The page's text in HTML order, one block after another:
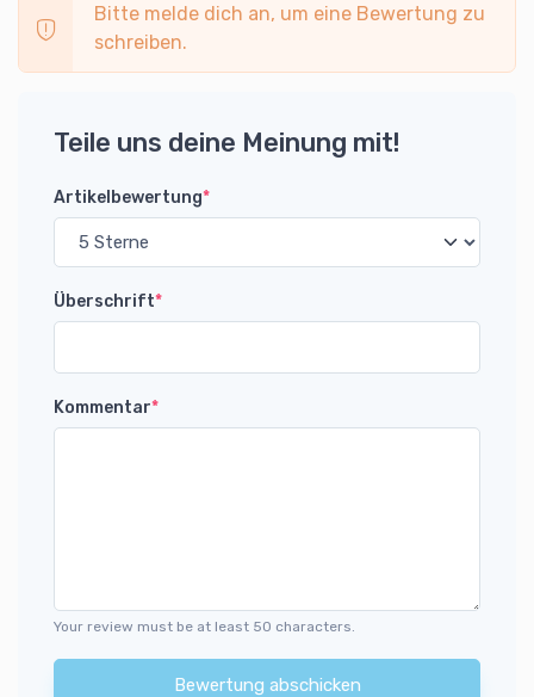
Bitte melde dich an, um eine Bewertung zu
schreiben.
Teile uns deine Meinung mit!
Artikelbewertung*
Überschrift*
Kommentar*
Your review must be at least 50 characters.
Bewertung abschicken